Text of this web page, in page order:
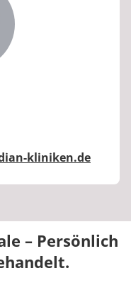
kliniken.de
– Persönlich